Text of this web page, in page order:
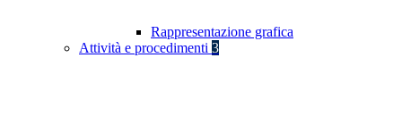
Rappresentazione grafica
Attività e procedimenti 3